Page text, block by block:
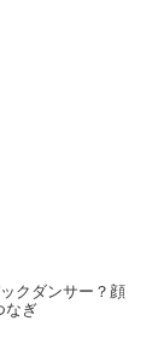
クダンサー？顔
なぎ